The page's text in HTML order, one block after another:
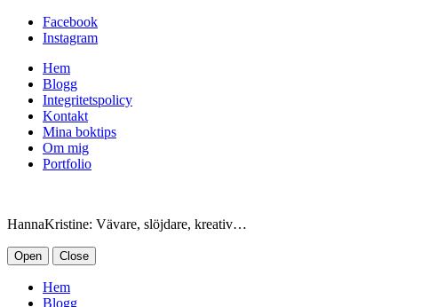
Facebook
Instagram
Hem
Blogg
Integritetspolicy
Kontakt
Mina boktips
Om mig
Portfolio
HannaKristine: Vävare, slöjdare, kreativ…
Open Close
Hem
Blogg